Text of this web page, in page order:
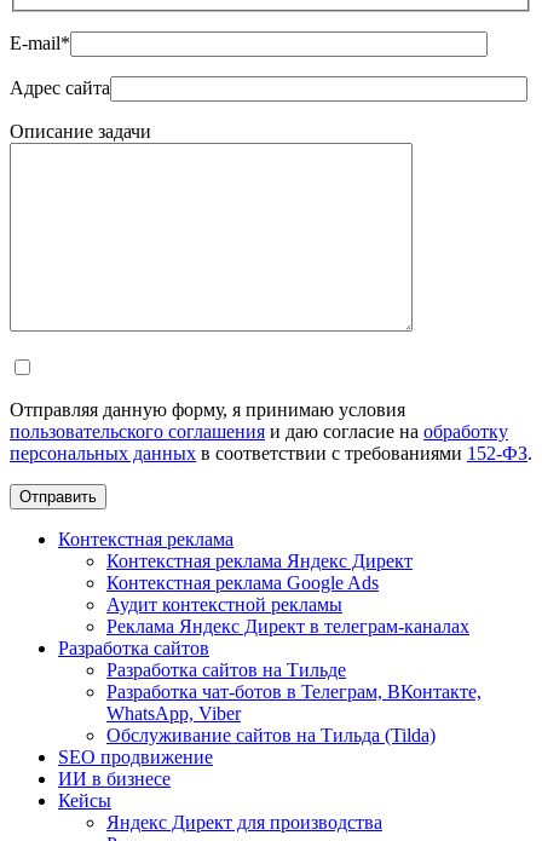
E-mail*
Адрес сайта
Описание задачи
Отправляя данную форму, я принимаю условия
пользовательского соглашения и даю согласие на обработку
персональных данных в соответствии с требованиями 152-ФЗ.
Отправить
Контекстная реклама
Контекстная реклама Яндекс Директ
Контекстная реклама Google Ads
Аудит контекстной рекламы
Реклама Яндекс Директ в телеграм-каналах
Разработка сайтов
Разработка сайтов на Тильде
Разработка чат-ботов в Телеграм, ВКонтакте,
WhatsApp, Viber
Обслуживание сайтов на Тильда (Tilda)
SEO продвижение
ИИ в бизнесе
Кейсы
Яндекс Директ для производства